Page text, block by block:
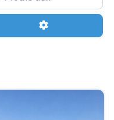
Advanced